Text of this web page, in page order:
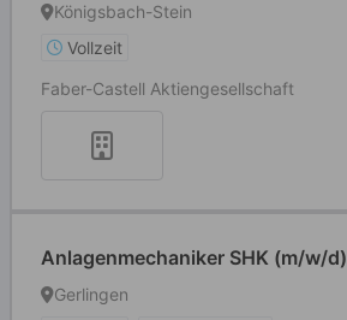
Königsbach-Stein
Vollzeit
Faber-Castell Aktiengesellschaft
Anlagenmechaniker SHK (m/w/d)
Gerlingen